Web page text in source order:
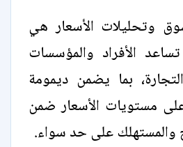
وتحليلات الأسعار هي
تساعد الأفراد والمؤسسات
بما يضمن ديمومة
مستويات الأسعار ضمن
والمستهلك على حد سواء.